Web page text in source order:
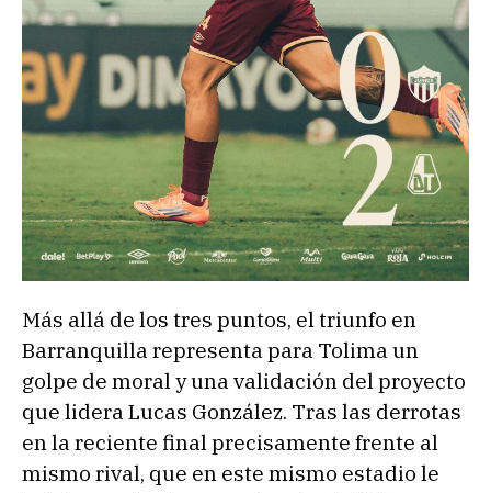
Más allá de los tres puntos, el triunfo en
Barranquilla representa para Tolima un
golpe de moral y una validación del proyecto
que lidera Lucas González. Tras las derrotas
en la reciente final precisamente frente al
mismo rival, que en este mismo estadio le